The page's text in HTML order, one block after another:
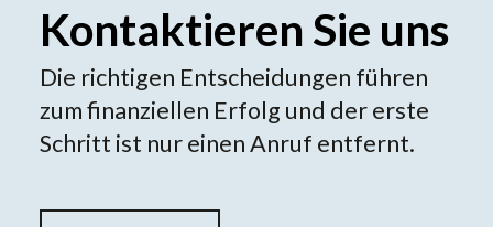
Kontaktieren Sie uns
Die richtigen Entscheidungen führen
zum finanziellen Erfolg und der erste
Schritt ist nur einen Anruf entfernt.